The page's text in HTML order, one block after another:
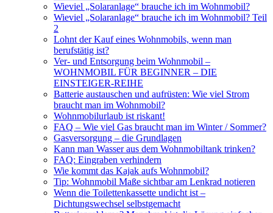
Wieviel „Solaranlage“ brauche ich im Wohnmobil?
Wieviel „Solaranlage“ brauche ich im Wohnmobil? Teil
2
Lohnt der Kauf eines Wohnmobils, wenn man
berufstätig ist?
Ver- und Entsorgung beim Wohnmobil –
WOHNMOBIL FÜR BEGINNER – DIE
EINSTEIGER-REIHE
Batterie austauschen und aufrüsten: Wie viel Strom
braucht man im Wohnmobil?
Wohnmobilurlaub ist riskant!
FAQ – Wie viel Gas braucht man im Winter / Sommer?
Gasversorgung – die Grundlagen
Kann man Wasser aus dem Wohnmobiltank trinken?
FAQ: Eingraben verhindern
Wie kommt das Kajak aufs Wohnmobil?
Tip: Wohnmobil Maße sichtbar am Lenkrad notieren
Wenn die Toilettenkassette undicht ist –
Dichtungswechsel selbstgemacht